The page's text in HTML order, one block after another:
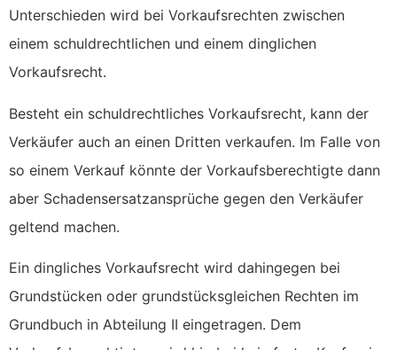
Unterschieden wird bei Vorkaufsrechten zwischen
einem schuldrechtlichen und einem dinglichen
Vorkaufsrecht.
Besteht ein schuldrechtliches Vorkaufsrecht, kann der
Verkäufer auch an einen Dritten verkaufen. Im Falle von
so einem Verkauf könnte der Vorkaufsberechtigte dann
aber Schadensersatzansprüche gegen den Verkäufer
geltend machen.
Ein dingliches Vorkaufsrecht wird dahingegen bei
Grundstücken oder grundstücksgleichen Rechten im
Grundbuch in Abteilung II eingetragen. Dem